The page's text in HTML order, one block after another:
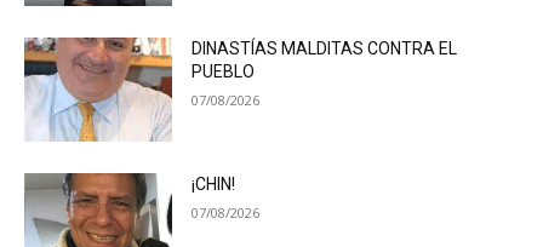
DINASTÍAS MALDITAS CONTRA EL
PUEBLO
07/08/2026
¡CHIN!
07/08/2026